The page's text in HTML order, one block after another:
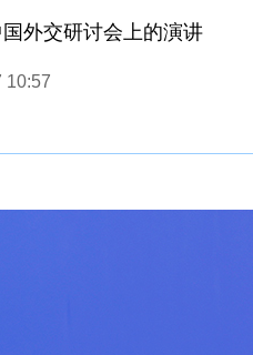
外交研讨会上的演讲
10:57